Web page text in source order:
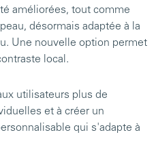
améliorées, tout comme
désormais adaptée à la
Une nouvelle option permet
local.
utilisateurs plus de
et à créer un
qui s'adapte à